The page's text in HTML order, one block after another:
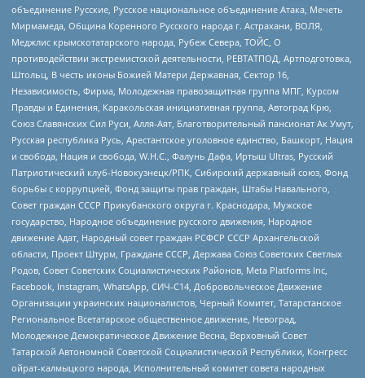
объединение Русские, Русское национальное объединение Атака, Мечеть
Мирмамеда, Община Коренного Русского народа г. Астрахани, ВОЛЯ,
Меджлис крымскотатарского народа, Рубеж Севера, ТОЙС, О
противодействии экстремистской деятельности, РЕВТАТПОД, Артподготовка,
Штольц, В честь иконы Божией Матери Державная, Сектор 16,
Независимость, Фирма, Молодежная правозащитная группа МПГ, Курсом
Правды и Единения, Каракольская инициативная группа, Автоград Крю,
Союз Славянских Сил Руси, Алля-Аят, Благотворительный пансионат Ак Умут,
Русская республика Русь, Арестантское уголовное единство, Башкорт, Нация
и свобода, Нация и свобода, W.H.С., Фалунь Дафа, Иртыш Ultras, Русский
Патриотический клуб-Новокузнецк/РПК, Сибирский державный союз, Фонд
борьбы с коррупцией, Фонд защиты прав граждан, Штабы Навального,
Совет граждан СССР Прикубанского округа г. Краснодара, Мужское
государство, Народное объединение русского движения, Народное
движение Адат, Народный совет граждан РСФСР СССР Архангельской
области, Проект Штурм, Граждане СССР, Держава Союз Советских Светлых
Родов, Совет Советских Социалистических Районов, Meta Platforms Inc,
Facebook, Instagram, WhatsApp, СИЧ-С14, Добровольческое Движение
Организации украинских националистов, Черный Комитет, Татарстанское
Региональное Всетатарское общественное движение, Невоград,
Молодежное Демократическое Движение Весна, Верховный Совет
Татарской Автономной Советской Социалистической Республики, Конгресс
ойрат-калмыцкого народа, Исполнительный комитет совета народных